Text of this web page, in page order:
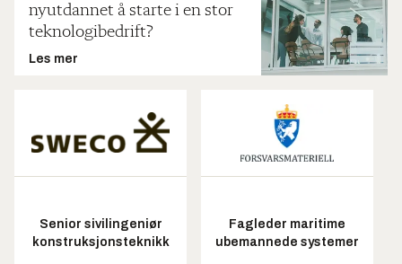
nyutdannet å starte i en stor
teknologibedrift?
Les mer
Senior sivilingeniør
konstruksjonsteknikk
Fagleder maritime
ubemannede systemer